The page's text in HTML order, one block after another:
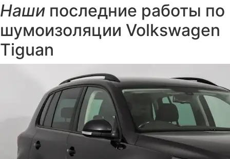
Наши последние работы по
шумоизоляции Volkswagen
Tiguan